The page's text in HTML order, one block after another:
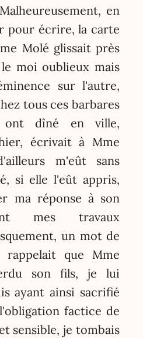
en
pour écrire, la carte
Molé glissait près
moi oublieux mais
sur l'autre,
tous ces barbares
ont dîné en ville,
écrivait à Mme
m'eût sans
si elle l'eût appris,
ma réponse à son
mes travaux
un mot de
que Mme
son fils, je lui
ayant ainsi sacrifié
factice de
sensible, je tombais